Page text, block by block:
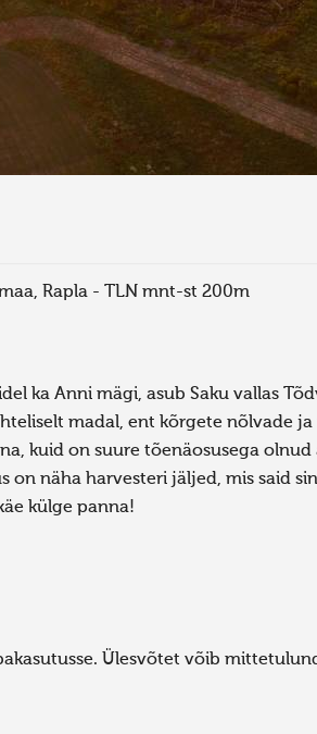
Rapla - TLN mnt-st 200m
ka Anni mägi, asub Saku vallas
madal, ent kõrgete nõlvade
kuid on suure tõenäosusega
on näha harvesteri jäljed, mis said
külge panna!
Ülesvõtet võib